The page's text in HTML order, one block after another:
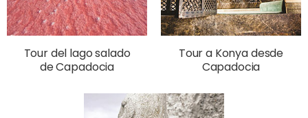
Tour del lago salado
de Capadocia
Tour a Konya desde
Capadocia